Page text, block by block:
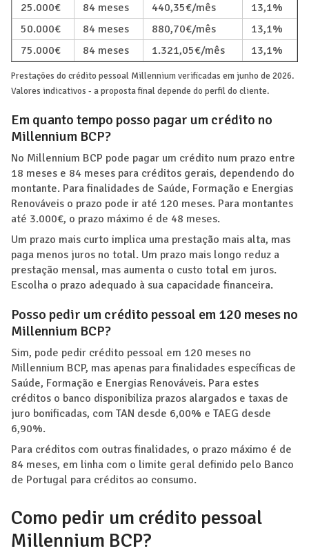
25.000€
84 meses 440,35€/mês
13,1%
50.000€
84 meses 880,70€/mês
13,1%
75.000€
84 meses 1.321,05€/mês 13,1%
Prestações do crédito pessoal Millennium verificadas em junho de 2026.
Valores indicativos - a proposta final depende do perfil do cliente.
Em quanto tempo posso pagar um crédito no
Millennium BCP?
No Millennium BCP pode pagar um crédito num prazo entre
18 meses e 84 meses para créditos gerais, dependendo do
montante. Para finalidades de Saúde, Formação e Energias
Renováveis o prazo pode ir até 120 meses. Para montantes
até 3.000€, o prazo máximo é de 48 meses.
Um prazo mais curto implica uma prestação mais alta, mas
paga menos juros no total. Um prazo mais longo reduz a
prestação mensal, mas aumenta o custo total em juros.
Escolha o prazo adequado à sua capacidade financeira.
Posso pedir um crédito pessoal em 120 meses no
Millennium BCP?
Sim, pode pedir crédito pessoal em 120 meses no
Millennium BCP, mas apenas para finalidades específicas de
Saúde, Formação e Energias Renováveis. Para estes
créditos o banco disponibiliza prazos alargados e taxas de
juro bonificadas, com TAN desde 6,00% e TAEG desde
6,90%.
Para créditos com outras finalidades, o prazo máximo é de
84 meses, em linha com o limite geral definido pelo Banco
de Portugal para créditos ao consumo.
Como pedir um crédito pessoal
Millennium BCP?